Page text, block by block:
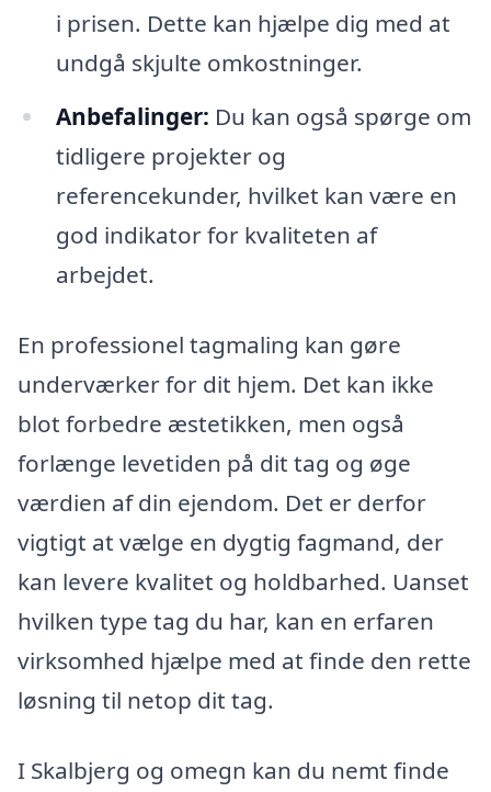
i prisen. Dette kan hjælpe dig med at
undgå skjulte omkostninger.
Anbefalinger: Du kan også spørge om
tidligere projekter og
referencekunder, hvilket kan være en
god indikator for kvaliteten af
arbejdet.
En professionel tagmaling kan gøre
underværker for dit hjem. Det kan ikke
blot forbedre æstetikken, men også
forlænge levetiden på dit tag og øge
værdien af din ejendom. Det er derfor
vigtigt at vælge en dygtig fagmand, der
kan levere kvalitet og holdbarhed. Uanset
hvilken type tag du har, kan en erfaren
virksomhed hjælpe med at finde den rette
løsning til netop dit tag.
I Skalbjerg og omegn kan du nemt finde